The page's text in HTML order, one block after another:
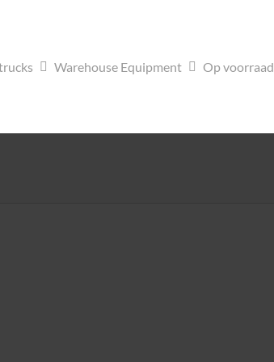
Warehouse Equipment Op voorraad